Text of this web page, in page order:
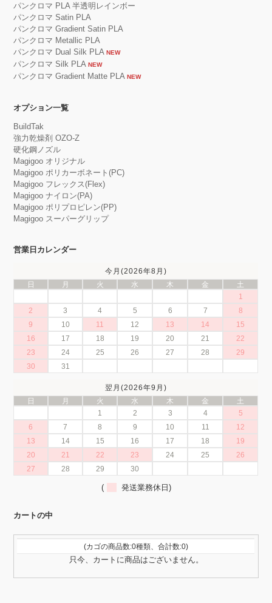
パンクロマ PLA 半透明レインボー
パンクロマ Satin PLA
パンクロマ Gradient Satin PLA
パンクロマ Metallic PLA
パンクロマ Dual Silk PLA NEW
パンクロマ Silk PLA NEW
パンクロマ Gradient Matte PLA NEW
オプション一覧
BuildTak
強力乾燥剤 OZO-Z
硬化鋼ノズル
Magigoo オリジナル
Magigoo ポリカーボネート(PC)
Magigoo フレックス(Flex)
Magigoo ナイロン(PA)
Magigoo ポリプロピレン(PP)
Magigoo スーパーグリップ
営業日カレンダー
今月(2026年8月)
日
月 火 水 木 金
土
1
2
3 4 5 6 7
8
9
10 11 12 13 14
15
16
17 18 19 20 21
22
23
24 25 26 27 28
29
30
31
翌月(2026年9月)
日
月 火 水 木 金
土
1
2 3 4
5
6
7 8 9 10 11
12
13
14 15 16 17 18
19
20
21 22 23 24 25
26
27
28 29 30
( 発送業務休日)
カートの中
(カゴの商品数:0種類、合計数:0)
只今、カートに商品はございません。